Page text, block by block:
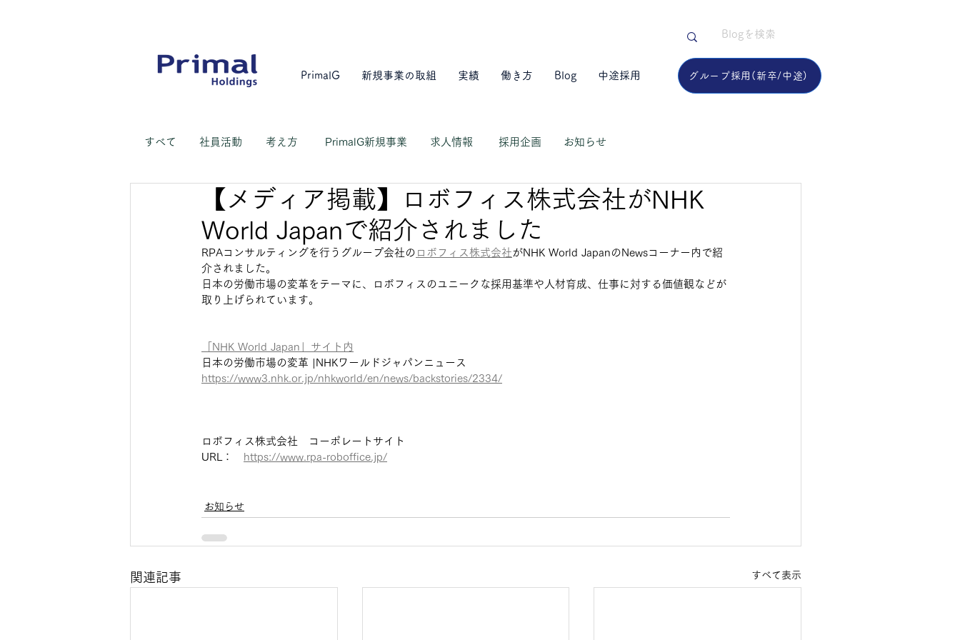
PrimalG 新規事業の取組 実績 働き方 Blog 中途採用 グループ​採用(新卒/中途)
すべて ​社員活動 考え方 PrimalG新規事業 求人情報 採用企画 お知らせ
【メディア掲載】ロボフィス株式会社がNHK
World Japanで紹介されました
RPAコンサルティングを行うグループ会社の ロボフィス株式会社 がNHK World JapanのNewsコーナー内で紹
介されました。
日本の労働市場の変革をテーマに、ロボフィスのユニークな採用基準や人材育成、仕事に対する価値観などが
取り上げられています。
「NHK World Japan」サイト内
日本の労働市場の変革 |NHKワールドジャパンニュース
https://www3.nhk.or.jp/nhkworld/en/news/backstories/2334/
ロボフィス株式会社　コーポレートサイト
URL：
https://www.rpa-roboffice.jp/
お知らせ
関連記事 すべて表示